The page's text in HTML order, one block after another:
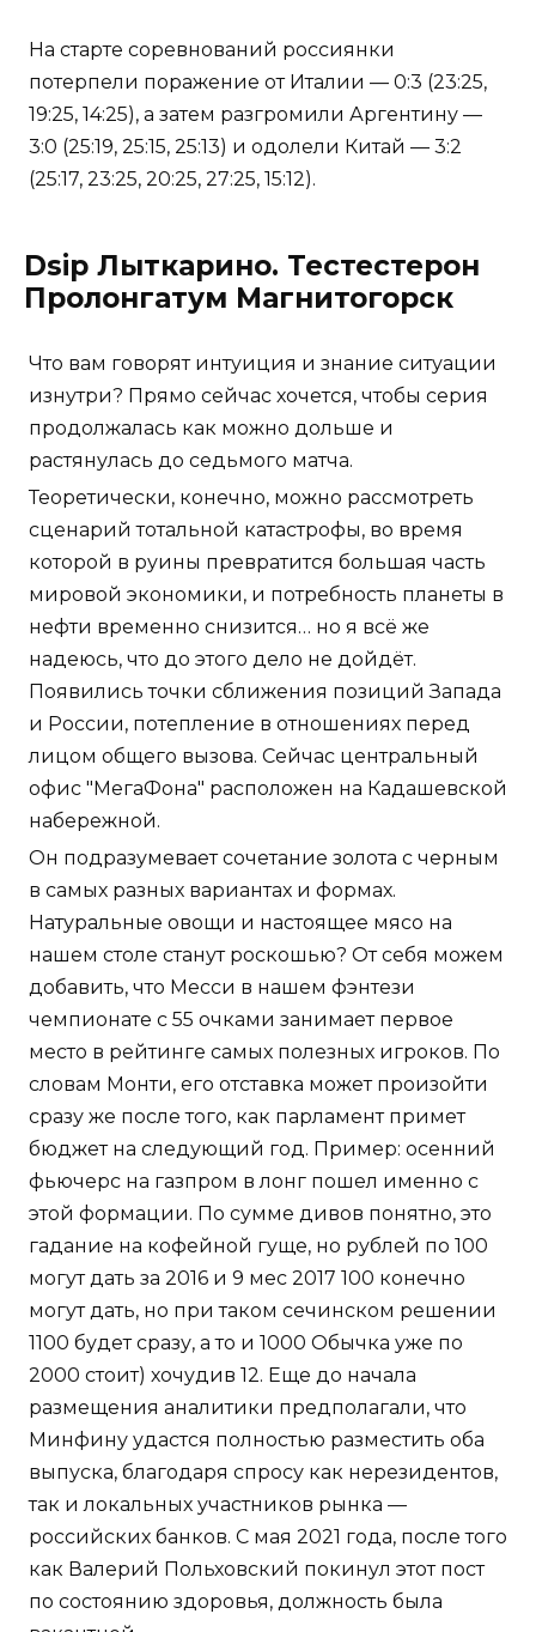
На старте соревнований россиянки
потерпели поражение от Италии — 0:3 (23:25,
19:25, 14:25), а затем разгромили Аргентину —
3:0 (25:19, 25:15, 25:13) и одолели Китай — 3:2
(25:17, 23:25, 20:25, 27:25, 15:12).
Dsip Лыткарино. Тестестерон
Пролонгатум Магнитогорск
Что вам говорят интуиция и знание ситуации
изнутри? Прямо сейчас хочется, чтобы серия
продолжалась как можно дольше и
растянулась до седьмого матча.
Теоретически, конечно, можно рассмотреть
сценарий тотальной катастрофы, во время
которой в руины превратится большая часть
мировой экономики, и потребность планеты в
нефти временно снизится… но я всё же
надеюсь, что до этого дело не дойдёт.
Появились точки сближения позиций Запада
и России, потепление в отношениях перед
лицом общего вызова. Сейчас центральный
офис "МегаФона" расположен на Кадашевской
набережной.
Он подразумевает сочетание золота с черным
в самых разных вариантах и формах.
Натуральные овощи и настоящее мясо на
нашем столе станут роскошью? От себя можем
добавить, что Месси в нашем фэнтези
чемпионате с 55 очками занимает первое
место в рейтинге самых полезных игроков. По
словам Монти, его отставка может произойти
сразу же после того, как парламент примет
бюджет на следующий год. Пример: осенний
фьючерс на газпром в лонг пошел именно с
этой формации. По сумме дивов понятно, это
гадание на кофейной гуще, но рублей по 100
могут дать за 2016 и 9 мес 2017 100 конечно
могут дать, но при таком сечинском решении
1100 будет сразу, а то и 1000 Обычка уже по
2000 стоит) хочудив 12. Еще до начала
размещения аналитики предполагали, что
Минфину удастся полностью разместить оба
выпуска, благодаря спросу как нерезидентов,
так и локальных участников рынка —
российских банков. С мая 2021 года, после того
как Валерий Польховский покинул этот пост
по состоянию здоровья, должность была